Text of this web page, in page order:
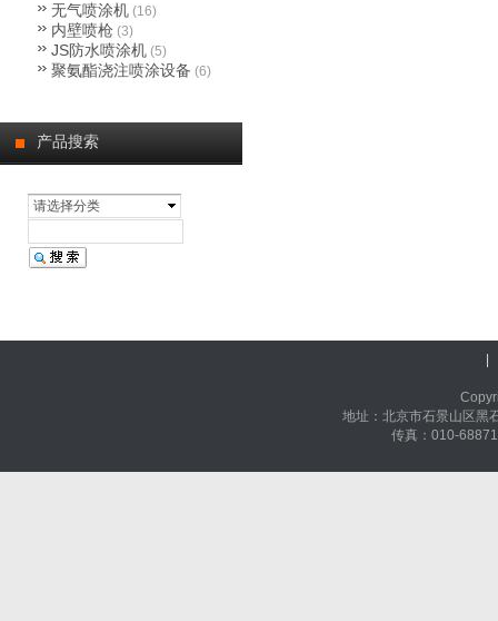
产品搜索
请选择分类
无气喷涂机 (16)
内壁喷枪 (3)
JS防水喷涂机 (5)
聚氨酯浇注喷涂设备 (6)
地址：北京市石景山
传真：010-